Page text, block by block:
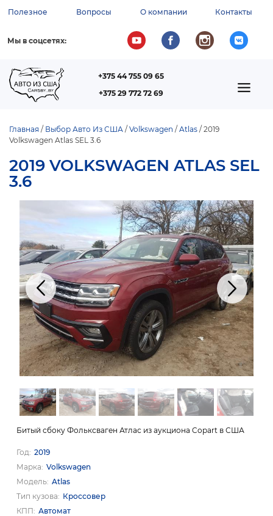
содержанию
ВСПОМОГАТЕЛЬНОЕ
МЕНЮ
Полезное Вопросы О компании Контакты
Мы в соцсетях:
+375 44 755 09 65
+375 29 772 72 69
СТРОКА
НАВИГАЦИИ
Главная Выбор Авто Из США Volkswagen Atlas 2019
Volkswagen Atlas SEL 3.6
2019 VOLKSWAGEN ATLAS SEL
3.6
Битый сбоку Фольксваген Атлас из аукциона Copart в США
Год 2019
Марка Volkswagen
Модель Atlas
Тип кузова
Кроссовер
КПП Автомат